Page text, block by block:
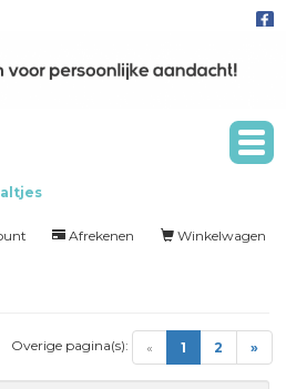
Winkelwagen
Afrekenen
« 1 (current)
2 »
Overige pagina(s):